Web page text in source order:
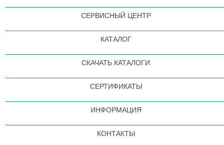
СЕРВИСНЫЙ ЦЕНТР
КАТАЛОГ
СКАЧАТЬ КАТАЛОГИ
СЕРТИФИКАТЫ
ИНФОРМАЦИЯ
КОНТАКТЫ